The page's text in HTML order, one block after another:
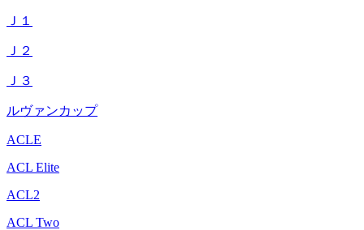
Ｊ１
Ｊ２
Ｊ３
ルヴァンカップ
ACLE
ACL Elite
ACL2
ACL Two